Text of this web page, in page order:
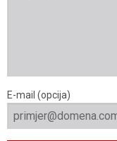
E-mail (opcija)